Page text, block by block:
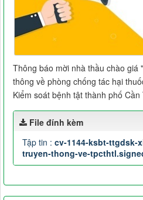
Thông báo mời nhà thầu chào giá
thông về phòng chống tác hại
Kiểm soát bệnh tật thành phố Cần
File đính kèm
Tập tin : cv-1144-ksbt-ttgdsk-
truyen-thong-ve-